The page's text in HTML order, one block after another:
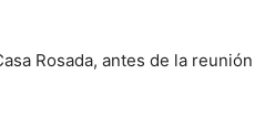
Rosada, antes de la